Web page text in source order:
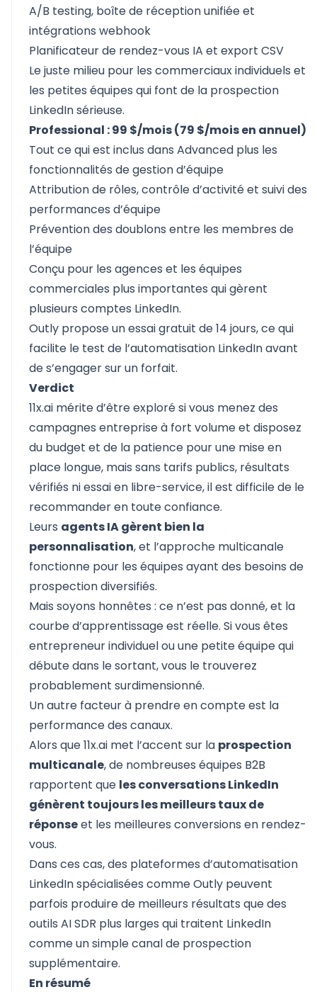
A/B testing, boîte de réception unifiée et
intégrations webhook
Planificateur de rendez-vous IA et export CSV
Le juste milieu pour les commerciaux individuels et
les petites équipes qui font de la prospection
LinkedIn sérieuse.
Professional : 99 $/mois (79 $/mois en annuel)
Tout ce qui est inclus dans Advanced plus les
fonctionnalités de gestion d’équipe
Attribution de rôles, contrôle d’activité et suivi des
performances d’équipe
Prévention des doublons entre les membres de
l’équipe
Conçu pour les agences et les équipes
commerciales plus importantes qui gèrent
plusieurs comptes LinkedIn.
Outly propose un essai gratuit de 14 jours, ce qui
facilite le test de l’automatisation LinkedIn avant
de s’engager sur un forfait.
Verdict
11x.ai mérite d’être exploré si vous menez des
campagnes entreprise à fort volume et disposez
du budget et de la patience pour une mise en
place longue, mais sans tarifs publics, résultats
vérifiés ni essai en libre-service, il est difficile de le
recommander en toute confiance.
Leurs agents IA gèrent bien la
personnalisation, et l’approche multicanale
fonctionne pour les équipes ayant des besoins de
prospection diversifiés.
Mais soyons honnêtes : ce n’est pas donné, et la
courbe d’apprentissage est réelle. Si vous êtes
entrepreneur individuel ou une petite équipe qui
débute dans le sortant, vous le trouverez
probablement surdimensionné.
Un autre facteur à prendre en compte est la
performance des canaux.
Alors que 11x.ai met l’accent sur la prospection
multicanale, de nombreuses équipes B2B
rapportent que les conversations LinkedIn
génèrent toujours les meilleurs taux de
réponseet les meilleures conversions en rendez-
vous.
Dans ces cas, des plateformes d’automatisation
LinkedIn spécialisées comme Outly peuvent
parfois produire de meilleurs résultats que des
outils AI SDR plus larges qui traitent LinkedIn
comme un simple canal de prospection
supplémentaire.
En résumé